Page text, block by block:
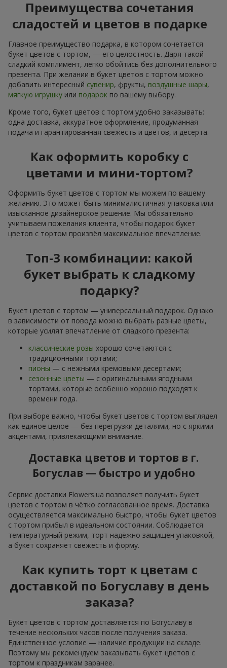
Преимущества сочетания
сладостей и цветов в подарке
Главное преимущество подарка, в котором сочетается
букет цветов с тортом, — его целостность. Даря такой
сладкий комплимент, легко обойтись без дополнительного
презента. При желании в букет цветов с тортом можно
добавить интересный сувенир, фрукты, воздушные шары,
мягкую игрушку или подарок по вашему выбору.
Кроме того, букет цветов с тортом удобно заказывать:
одна доставка, аккуратное оформление, продуманная
подача и гарантированная свежесть и цветов, и десерта.
Как оформить коробку с
цветами и мини-тортом?
Оформить букет цветов с тортом мы можем по вашему
желанию. Это может быть минималистичная упаковка или
изысканное дизайнерское решение. Мы обязательно
учитываем пожелания клиента, чтобы подарок букет
цветов с тортом произвёл максимальное впечатление.
Топ-3 комбинации: какой
букет выбрать к сладкому
подарку?
Букет цветов с тортом — универсальный подарок. Однако
в зависимости от повода можно выбрать разные цветы,
которые усилят впечатление от сладкого презента:
классические розы хорошо сочетаются с
традиционными тортами;
пионы — с нежными кремовыми десертами;
сезонные цветы — с оригинальными ягодными
тортами, которые особенно хорошо подходят к
времени года.
При выборе важно, чтобы букет цветов с тортом выглядел
как единое целое — без перегрузки деталями, но с яркими
акцентами, привлекающими внимание.
Доставка цветов и тортов в г.
Богуслав — быстро и удобно
Сервис доставки Flowers.ua позволяет получить букет
цветов с тортом в чётко согласованное время. Доставка
осуществляется максимально быстро, чтобы букет цветов
с тортом прибыл в идеальном состоянии. Соблюдается
температурный режим, торт надёжно защищён упаковкой,
а букет сохраняет свежесть и форму.
Как купить торт к цветам с
доставкой по Богуславу в день
заказа?
Букет цветов с тортом доставляется по Богуславу в
течение нескольких часов после получения заказа.
Единственное условие — наличие продукции на складе.
Поэтому мы рекомендуем заказывать букет цветов с
тортом к праздникам заранее.